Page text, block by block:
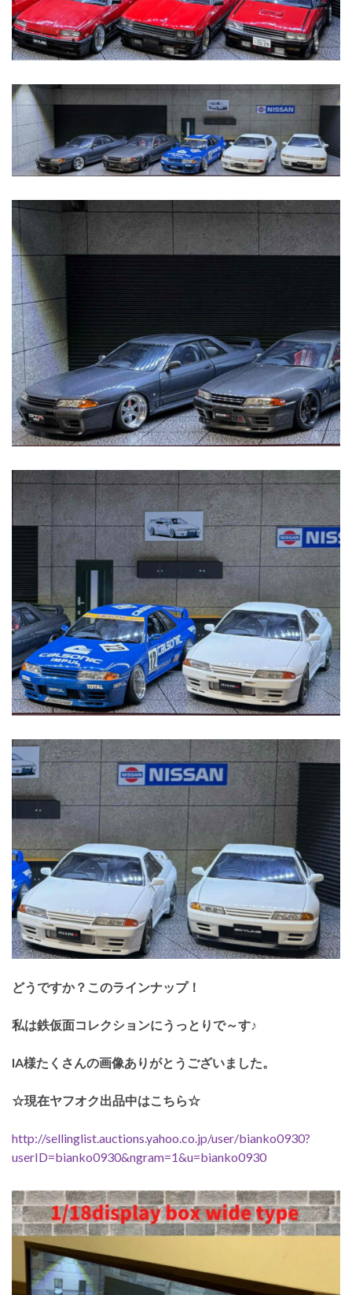
どうですか？このラインナップ！
私は鉄仮面コレクションにうっとりで～す♪
IA様たくさんの画像ありがとうございました。
☆現在ヤフオク出品中はこちら☆
http://sellinglist.auctions.yahoo.co.jp/user/bianko0930?
userID=bianko0930&ngram=1&u=bianko0930